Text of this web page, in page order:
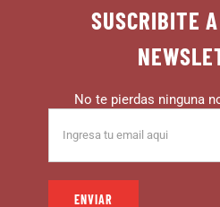
SUSCRIBITE
No te pierdas ninguna